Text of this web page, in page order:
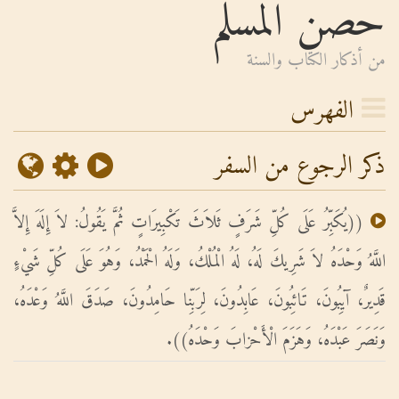
حصن المسلم
من أذكار الكتاب والسنة
الفهرس
ذكر الرجوع من السفر
((يُكَبِّرُ عَلَى كُلِّ شَرَفٍ ثَلاَثَ تَكْبِيرَاتٍ ثُمَّ يَقُولُ: لاَ إِلَهَ إِلاَّ
اللَّهُ وَحْدَهُ لاَ شَرِيكَ لَهُ، لَهُ الْمُلْكُ، وَلَهُ الْحَمْدُ، وَهُوَ عَلَى كُلِّ شَيْءٍ
قَدِيرٌ، آيِبُونَ، تَائِبُونَ، عَابِدُونَ، لِرَبِّنا حَامِدُونَ، صَدَقَ اللَّهُ وَعْدَهُ،
وَنَصَرَ عَبْدَهُ، وَهَزَمَ الْأَحْزابَ وَحْدَهُ)).